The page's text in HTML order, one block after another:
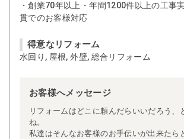
・創業70年以上・年間1200件以上の工事
貫でのお客様対応
得意なリフォーム
水回り, 屋根, 外壁, 総合リフォーム
お客様へメッセージ
リフォームはどこに頼んだらいいだろう、
ね。
私達はそんなお客様のお手伝いが出来たら